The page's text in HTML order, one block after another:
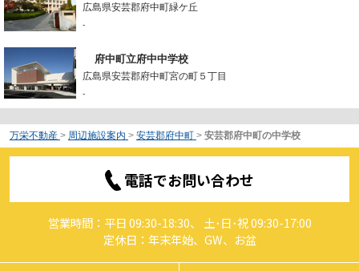
広島県安芸郡府中町緑ケ丘
-
府中町立府中中学校
広島県安芸郡府中町宮の町５丁目
-
万栄不動産 > 周辺施設案内 > 安芸郡府中町 > 安芸郡府中町の中学校
電話でお問い合わせ
営業時間：平日 09:30-18:30、 土･日･祝 09:30-17:00
定休日：年末年始、GW、お盆